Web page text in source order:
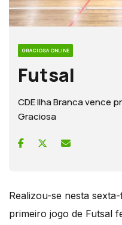
GRACIOSA ONLINE
Futsal
CDE Ilha Branca vence
Graciosa
Realizou-se nesta
primeiro jogo de Futsal